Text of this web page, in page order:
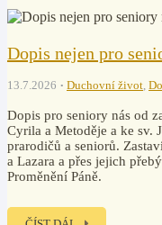
Dopis nejen pro
13.7.2026 Duchovní život,
Dopis pro seniory nás od
Cyrila a Metoděje a ke sv.
prarodičů a seniorů.
a Lazara a přes jejich
Proměnění Páně.